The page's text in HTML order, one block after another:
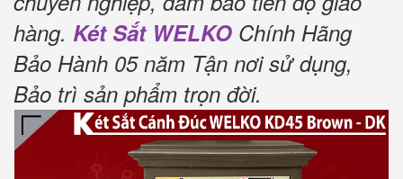
hàng. Két Sắt WELKO Chính Hãng
Bảo Hành 05 năm Tận nơi sử dụng,
Bảo trì sản phẩm trọn đời.